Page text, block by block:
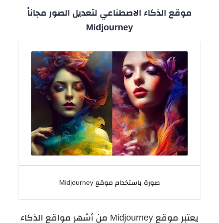
موقع الذكاء الاصطناعي لتعديل الصور مجاناً
Midjourney
صورة باستخدام موقع Midjourney
يعتبر موقع Midjourney من أشهر مواقع الذكاء